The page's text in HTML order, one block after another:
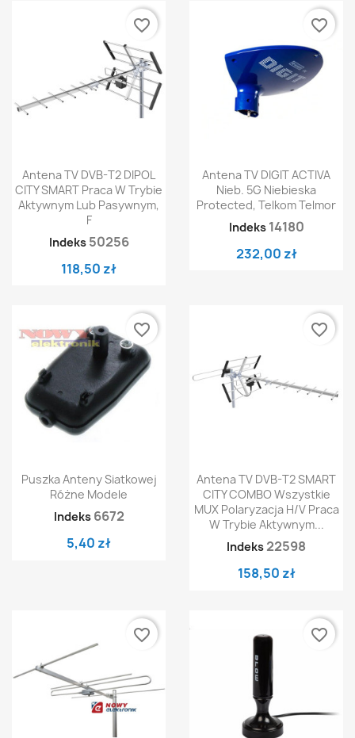
Antena TV DVB-T2 DIPOL
CITY SMART Praca W Trybie
Aktywnym Lub Pasywnym,
F
Indeks 50256
118,50 zł
favorite_border
Antena TV DIGIT ACTIVA
Nieb. 5G Niebieska
Protected, Telkom Telmor
Indeks 14180
232,00 zł
favorite_border
Puszka Anteny Siatkowej
Różne Modele
Indeks 6672
5,40 zł
favorite_border
Antena TV DVB-T2 SMART
CITY COMBO Wszystkie
MUX Polaryzacja H/V Praca
W Trybie Aktywnym...
Indeks 22598
158,50 zł
favorite_border
favorite_border favorite_border